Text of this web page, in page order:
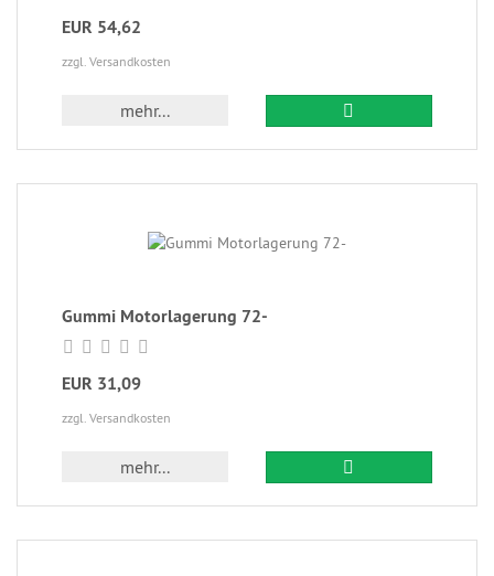
EUR 54,62
zzgl. Versandkosten
mehr...
Gummi Motorlagerung 72-
EUR 31,09
zzgl. Versandkosten
mehr...